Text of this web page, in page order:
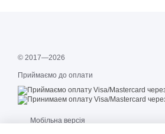
© 2017—2026
Приймаємо до оплати
Мобільна версія